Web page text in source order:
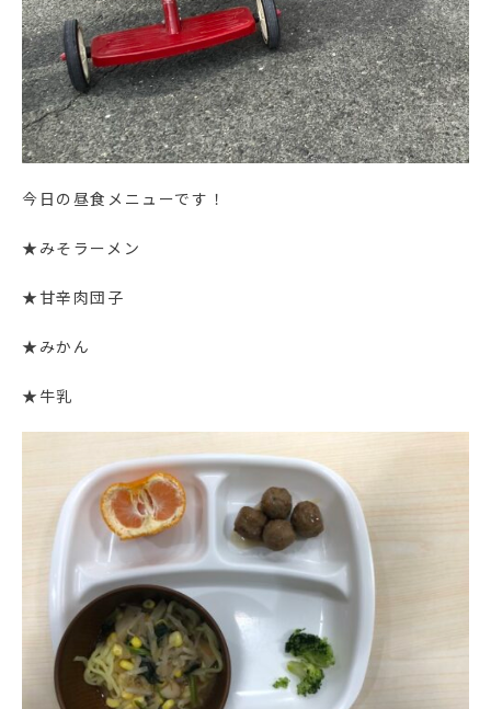
今日の昼食メニューです！
★みそラーメン
★甘辛肉団子
★みかん
★牛乳